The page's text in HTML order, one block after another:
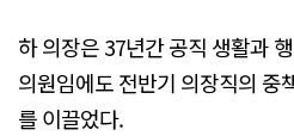
하 의장은 37년간 공직 생활과
의원임에도 전반기 의장직의 중
를 이끌었다.